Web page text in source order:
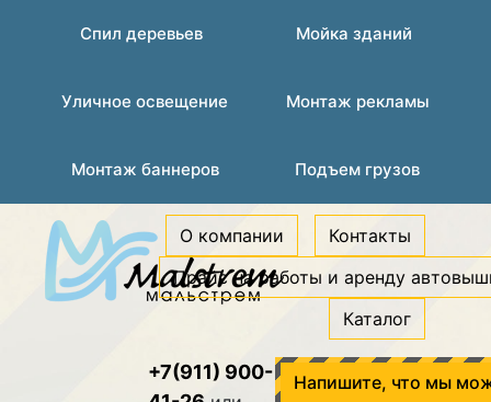
Спил деревьев Мойка зданий
Уличное освещение Монтаж рекламы
Монтаж баннеров Подъем грузов
О компании
Контакты
Прайс на работы и аренду
Каталог
+7(911) 900-
Напишите, что мы